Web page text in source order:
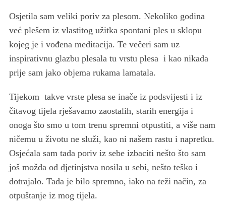
Osjetila sam veliki poriv za plesom. Nekoliko godina
već plešem iz vlastitog užitka spontani ples u sklopu
kojeg je i vođena meditacija. Te večeri sam uz
inspirativnu glazbu plesala tu vrstu plesa i kao nikada
prije sam jako objema rukama lamatala.
Tijekom takve vrste plesa se inače iz podsvijesti i iz
čitavog tijela rješavamo zaostalih, starih energija i
onoga što smo u tom trenu spremni otpustiti, a više nam
ničemu u životu ne služi, kao ni našem rastu i napretku.
Osjećala sam tada poriv iz sebe izbaciti nešto što sam
još možda od djetinjstva nosila u sebi, nešto teško i
dotrajalo. Tada je bilo spremno, iako na teži način, za
otpuštanje iz mog tijela.